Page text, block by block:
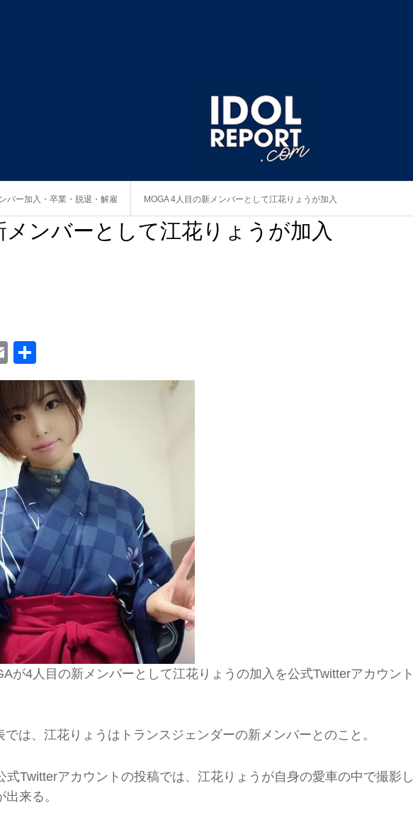
バー加入・卒業・脱退・解雇 MOGA 4人目の新メンバーとして江花りょうが加入
メンバーとして江花りょうが加入
Email
有
が4人目の新メンバーとして江花りょうの加入を公式Twitterアカウント
は、江花りょうはトランスジェンダーの新メンバーとのこと。
式Twitterアカウントの投稿では、江花りょうが自身の愛車の中で撮影し
来る。